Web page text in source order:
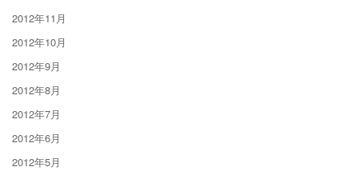
2012年11月
2012年10月
2012年9月
2012年8月
2012年7月
2012年6月
2012年5月